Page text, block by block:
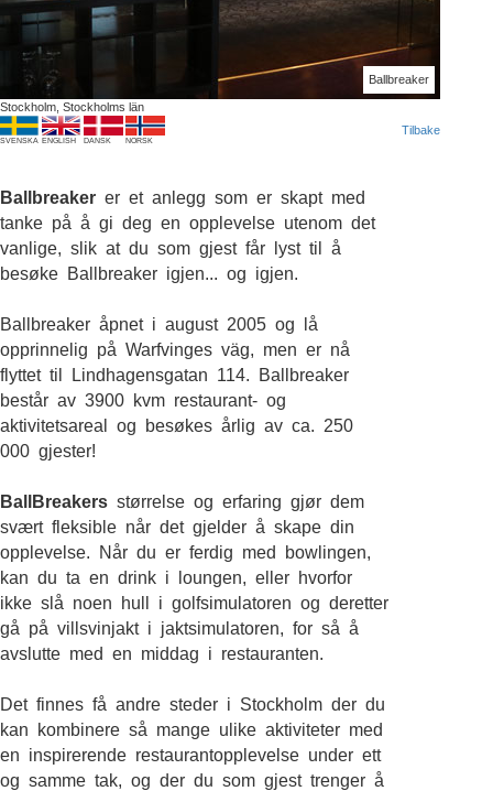
Ballbreaker
Stockholm, Stockholms län
SVENSKA ENGLISH DANSK NORSK
Tilbake
Ballbreaker er et anlegg som er skapt med
tanke på å gi deg en opplevelse utenom det
vanlige, slik at du som gjest får lyst til å
besøke Ballbreaker igjen... og igjen.
Ballbreaker åpnet i august 2005 og lå
opprinnelig på Warfvinges väg, men er nå
flyttet til Lindhagensgatan 114. Ballbreaker
består av 3900 kvm restaurant- og
aktivitetsareal og besøkes årlig av ca. 250
000 gjester!
BallBreakers størrelse og erfaring gjør dem
svært fleksible når det gjelder å skape din
opplevelse. Når du er ferdig med bowlingen,
kan du ta en drink i loungen, eller hvorfor
ikke slå noen hull i golfsimulatoren og deretter
gå på villsvinjakt i jaktsimulatoren, for så å
avslutte med en middag i restauranten.
Det finnes få andre steder i Stockholm der du
kan kombinere så mange ulike aktiviteter med
en inspirerende restaurantopplevelse under ett
og samme tak, og der du som gjest trenger å